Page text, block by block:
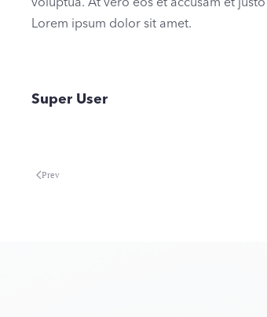
Lorem ipsum dolor sit amet.
Super User
Prev